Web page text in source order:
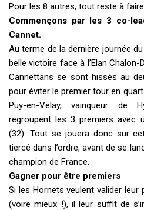
Pour les 8 autres, tout reste à
Commençons par les 3 co-
Cannet.
Au terme de la dernière journée
belle victoire face à l’Elan
Cannettans se sont hissés au
pour éviter le premier tour en
Puy-en-Velay, vainqueur de
regroupent les 3 premiers avec
(32). Tout se jouera donc sur
tiercé dans l’ordre, avant de se
champion de France.
Gagner pour être premiers
Si les Hornets veulent valider leur
(voire mieux !), il leur suffit de